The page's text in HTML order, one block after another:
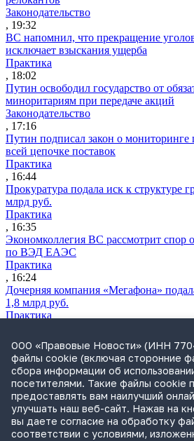
Законодательство
, 19:32
ВС напомнил, что прекращение
исключает взыскания ущерба
Практика
, 18:02
Путин освободил государство от
миноритариям при передаче акций
Законодательство
, 17:16
Путин подписал закон о
всей цепочке поставок
Практика
, 16:44
Прокуратура подала иск к структуре
млрд руб.
Практика
, 16:35
Экономколлегия ВС рассмотрит спор
по ВЭД ЕАЭС
Практика
, 16:24
Дочерняя компания «Мегафона»
1,8 млрд руб.
Практика
СИП проверит отмену патента на
устройствами после возражений
Практика
, 15:17
Суды 10 стран рассматривают иски
Google о возврате дивидендов
Международная практика
, 14:09
ООО «Правовые Новости» (ИНН
файлы cookie (включая сторонние
сбора информации об
посетителями. Такие файлы cookie
предоставлять вам наилучший
улучшать наш веб-сайт. Нажав на
вы даете согласие на обработку
соответствии с условиями,